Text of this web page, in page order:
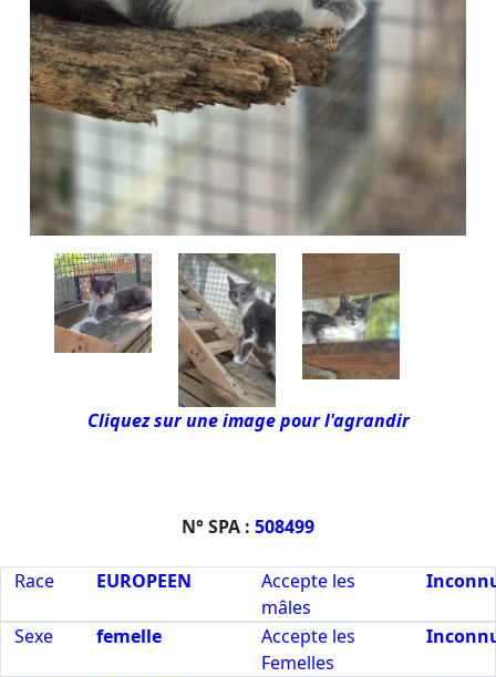
Cliquez sur une image pour l'agrandir
N° SPA : 508499
Race EUROPEEN
Accepte les
mâles
Sexe femelle
Accepte les
Femelles